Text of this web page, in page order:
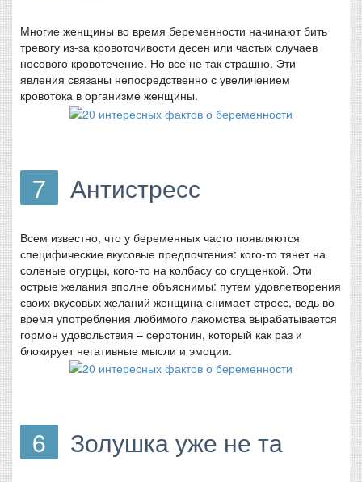
Многие женщины во время беременности начинают бить
тревогу из-за кровоточивости десен или частых случаев
носового кровотечение. Но все не так страшно. Эти
явления связаны непосредственно с увеличением
кровотока в организме женщины.
7 Антистресс
Всем известно, что у беременных часто появляются
специфические вкусовые предпочтения: кого-то тянет на
соленые огурцы, кого-то на колбасу со сгущенкой. Эти
острые желания вполне объяснимы: путем удовлетворения
своих вкусовых желаний женщина снимает стресс, ведь во
время употребления любимого лакомства вырабатывается
гормон удовольствия – серотонин, который как раз и
блокирует негативные мысли и эмоции.
6 Золушка уже не та